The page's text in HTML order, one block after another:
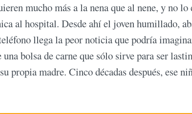
mucho más a la nena que al nene, y no
al hospital. Desde ahí el joven humillado,
llega la peor noticia que podría
bolsa de carne que sólo sirve para ser
propia madre. Cinco décadas después, ese